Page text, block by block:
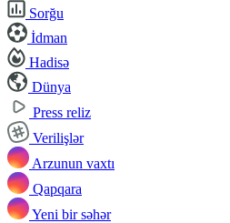
Sorğu
İdman
Hadisə
Dünya
Press reliz
Verilişlər
Arzunun vaxtı
Qapqara
Yeni bir səhər